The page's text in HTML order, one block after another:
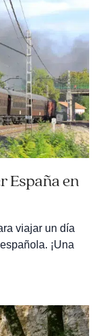
España en
viajar un día
¡Una